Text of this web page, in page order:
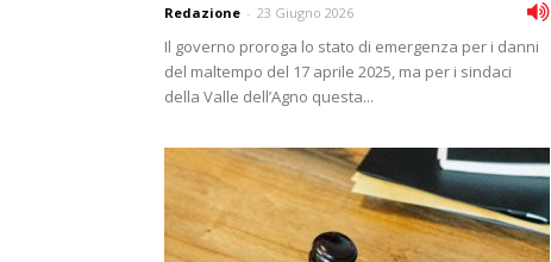
Redazione - 23 Giugno 2026
Il governo proroga lo stato di emergenza per i danni
del maltempo del 17 aprile 2025, ma per i sindaci
della Valle dell’Agno questa...